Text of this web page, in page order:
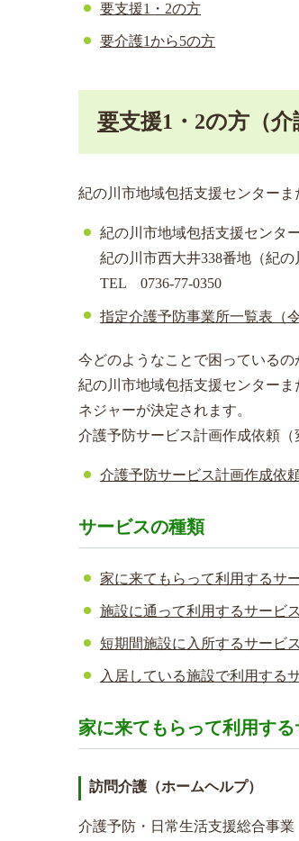
要支援1・2の方
要介護1から5の方
要支援1・2の方（介
紀の川市地域包括支援センターま
紀の川市地域包括支援センタ
紀の川市西大井338番地（紀の
TEL 0736-77-0350
指定介護予防事業所一覧表（
今どのようなことで困っている
紀の川市地域包括支援センター
ネジャーが決定されます。
介護予防サービス計画作成依頼（
介護予防サービス計画作成依
サービスの種類
家に来てもらって利用するサ
施設に通って利用するサービス
短期間施設に入所するサービス
入居している施設で利用する
家に来てもらって利用する
訪問介護（ホームヘルプ）
介護予防・日常生活支援総合事業